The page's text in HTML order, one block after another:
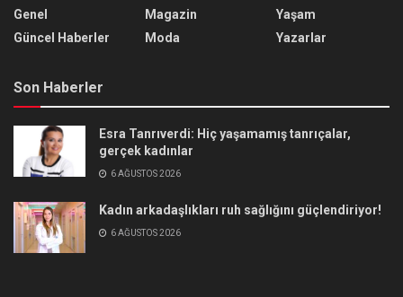
Genel
Güncel Haberler
Magazin
Moda
Yaşam
Yazarlar
Son Haberler
Esra Tanrıverdi: Hiç yaşamamış tanrıçalar,
gerçek kadınlar
6 AĞUSTOS 2026
Kadın arkadaşlıkları ruh sağlığını güçlendiriyor!
6 AĞUSTOS 2026